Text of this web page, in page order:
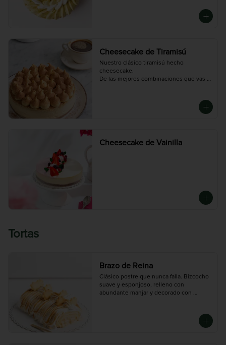
Cheesecake de Tiramisú
Nuestro clásico tiramisú hecho
cheesecake.
De las mejores combinaciones que vas a
Cheesecake de Vainilla
Tortas
Brazo de Reina
Clásico postre que nunca falla. Bizcocho
suave y esponjoso, relleno con
abundante manjar y decorado con